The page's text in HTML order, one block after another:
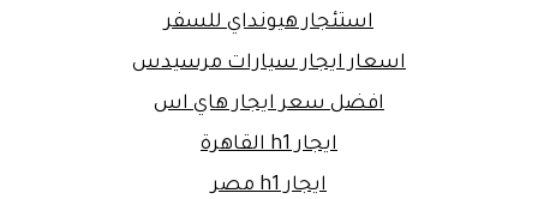
استئجار هيونداي للسفر
اسعار ايجار سيارات مرسيدس
افضل سعر ايجار هاي اس
ايجار h1 القاهرة
ايجار h1 مصر